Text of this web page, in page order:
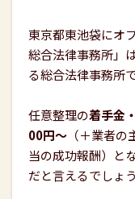
東京都東池袋にオ
総合法律事務所」
る総合法律事務所で
任意整理の着手金
00円〜 （＋業者
当の成功報酬）と
だと言えるでしょう